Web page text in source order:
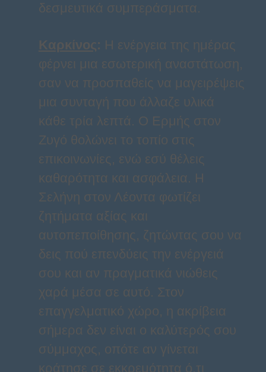
δεσμευτικά συμπεράσματα.
Καρκίνος: Η ενέργεια της ημέρας
φέρνει μια εσωτερική αναστάτωση,
σαν να προσπαθείς να μαγειρέψεις
μια συνταγή που άλλαζε υλικά
κάθε τρία λεπτά. Ο Ερμής στον
Ζυγό θολώνει το τοπίο στις
επικοινωνίες, ενώ εσύ θέλεις
καθαρότητα και ασφάλεια. Η
Σελήνη στον Λέοντα φωτίζει
ζητήματα αξίας και
αυτοπεποίθησης, ζητώντας σου να
δεις πού επενδύεις την ενέργειά
σου και αν πραγματικά νιώθεις
χαρά μέσα σε αυτό. Στον
επαγγελματικό χώρο, η ακρίβεια
σήμερα δεν είναι ο καλύτερός σου
σύμμαχος, οπότε αν γίνεται
κράτησε σε εκκρεμότητα ό,τι